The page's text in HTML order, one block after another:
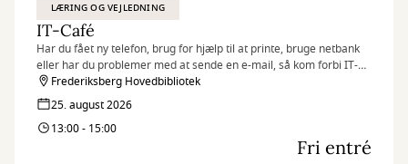
LÆRING OG VEJLEDNING
IT-Café
Har du fået ny telefon, brug for hjælp til at printe, bruge netbank
eller har du problemer med at sende en e-mail, så kom forbi IT-
caféen.
Hver tirsdag og torsdag byder en fast gruppe IT-kyndige frivillige
dig velkommen med en kop kaffe og hjælp til det, du har brug for.
Frederiksberg Hovedbibliotek
25. august 2026
13:00 - 15:00
Fri entré